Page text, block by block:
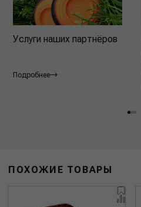
Услуги наших партнёров
Подробнее
ПОХОЖИЕ ТОВАРЫ